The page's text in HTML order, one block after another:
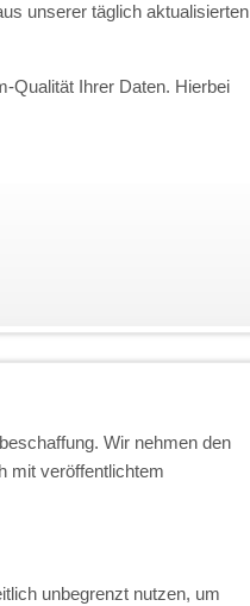
unserer täglich aktualisierten
Qualität Ihrer Daten. Hierbei
Wir nehmen den
mit veröffentlichtem
unbegrenzt nutzen, um